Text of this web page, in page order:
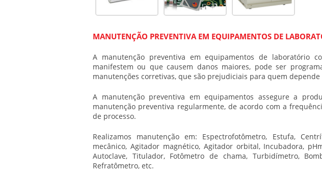
MANUTENÇÃO PREVENTIVA EM EQUIPAMENTOS DE
A manutenção preventiva em equipamentos de laboratório
manifestem ou que causem danos maiores, pode ser
manutenções corretivas, que são prejudiciais para quem
A manutenção preventiva em equipamentos assegure a
manutenção preventiva regularmente, de acordo com a
de processo.
Realizamos manutenção em: Espectrofotômetro, Estufa,
mecânico, Agitador magnético, Agitador orbital, Incubadora,
Autoclave, Titulador, Fotômetro de chama, Turbidímetro,
Refratômetro, etc.